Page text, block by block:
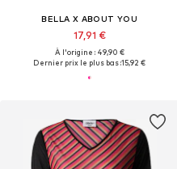
BELLA X ABOUT YOU
17,91 €
À l'origine : 49,90 €
Dernier prix le plus bas :15,92 €